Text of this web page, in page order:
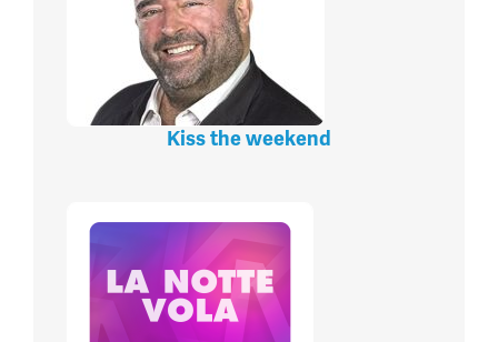
Kiss the weekend